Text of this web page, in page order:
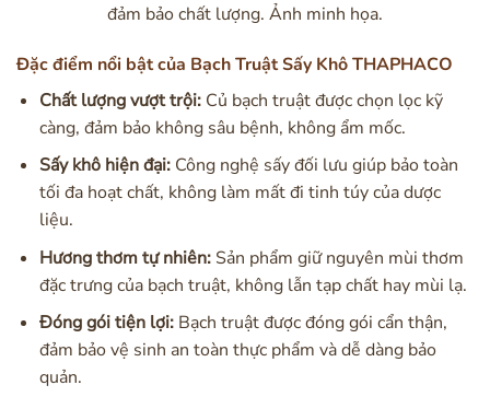
đảm bảo chất lượng. Ảnh minh họa.
Đặc điểm nổi bật của Bạch Truật Sấy Khô THAPHACO
Chất lượng vượt trội:Củ bạch truật được chọn lọc kỹ
càng, đảm bảo không sâu bệnh, không ẩm mốc.
Sấy khô hiện đại:Công nghệ sấy đối lưu giúp bảo toàn
tối đa hoạt chất, không làm mất đi tinh túy của dược
liệu.
Hương thơm tự nhiên:Sản phẩm giữ nguyên mùi thơm
đặc trưng của bạch truật, không lẫn tạp chất hay mùi lạ.
Đóng gói tiện lợi:Bạch truật được đóng gói cẩn thận,
đảm bảo vệ sinh an toàn thực phẩm và dễ dàng bảo
quản.